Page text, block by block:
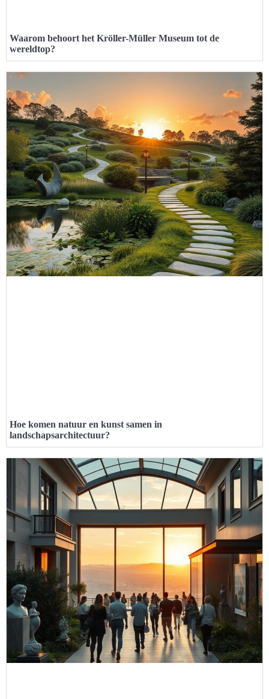
Waarom behoort het Kröller-Müller Museum tot de
wereldtop?
Hoe komen natuur en kunst samen in
landschapsarchitectuur?